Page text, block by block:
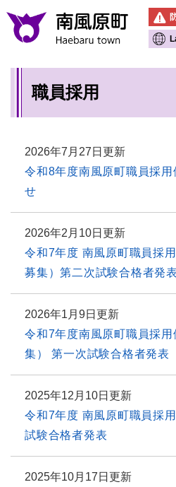
メニューを飛ば
職員採用
2026年7月27日更新
令和8年度南風原町職員採
せ
2026年2月10日更新
令和7年度 南風原町職員採
募集）第二次試験合格者発表
2026年1月9日更新
令和7年度南風原町職員採
集） 第一次試験合格者発表
2025年12月10日更新
令和7年度 南風原町職員採
試験合格者発表
2025年10月17日更新